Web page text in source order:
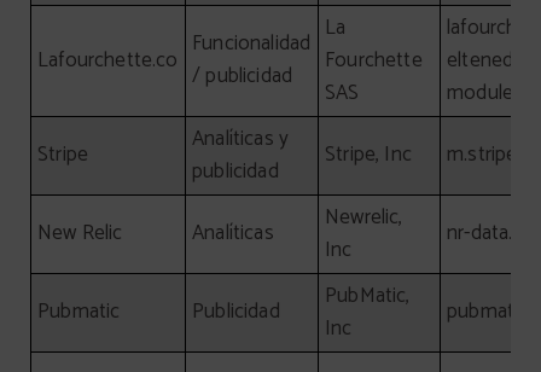
Lafourchette.co Funcionalidad
/ publicidad
La
Fourchette
SAS
Stripe
Analíticas y
publicidad
Stripe, Inc
New Relic Analíticas
Newrelic,
Inc
nr-data.net
Pubmatic Publicidad
PubMatic,
Inc